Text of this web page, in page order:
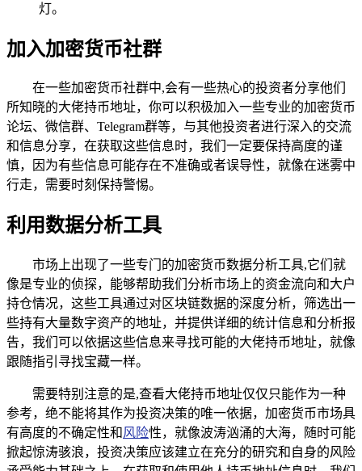
灯。
加入加密货币社群
在一些加密货币社群中,会有一些热心的投资者分享他们
所知晓的大佬持币地址，你可以积极加入一些专业的加密货币
论坛、微信群、Telegram群等，与其他投资者进行深入的交流
和信息分享，在获取这些信息时，我们一定要保持高度的谨
慎，因为有些信息可能存在不准确或者误导性，就像在迷雾中
行走，需要时刻保持警惕。
利用数据分析工具
市场上出现了一些专门的加密货币数据分析工具,它们就
像是专业的侦探，能够帮助我们分析市场上的资金流向和大户
持仓情况，这些工具通过对区块链数据的深度分析，筛选出一
些持有大量数字资产的地址，并提供详细的统计信息和分析报
告，我们可以依据这些信息来寻找可能的大佬持币地址，就像
跟随指引寻找宝藏一样。
需要特别注意的是,查看大佬持币地址仅仅只能作为一种
参考，绝不能将其作为投资决策的唯一依据，加密货币市场具
有高度的不确定性和风险性，就像波涛汹涌的大海，随时可能
掀起惊涛骇浪，投资决策应该建立在充分的研究和自身的风险